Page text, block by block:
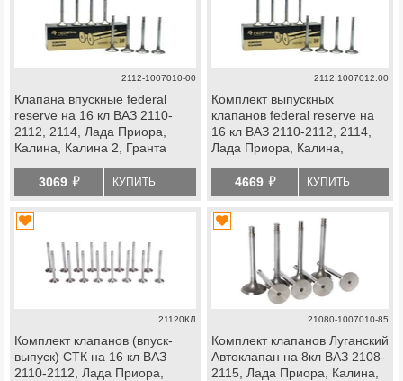
2112-1007010-00
Клапана впускные federal
reserve на 16 кл ВАЗ 2110-
2112, 2114, Лада Приора,
Калина, Калина 2, Гранта
3069 й КУПИТЬ
2112.1007012.00
Комплект выпускных
клапанов federal reserve на
16 кл ВАЗ 2110-2112, 2114,
Лада Приора, Калина,
4669 й КУПИТЬ
21120КЛ
Комплект клапанов (впуск-
выпуск) СТК на 16 кл ВАЗ
2110-2112, Лада Приора,
21080-1007010-85
Комплект клапанов Луганский
Автоклапан на 8кл ВАЗ 2108-
2115, Лада Приора, Калина,